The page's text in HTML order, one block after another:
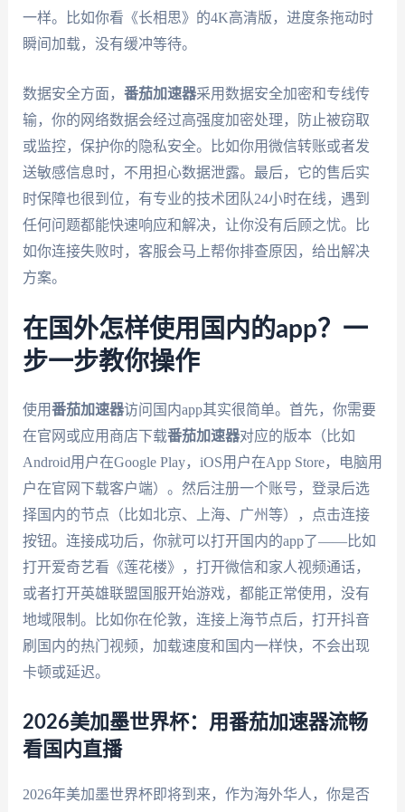
一样。比如你看《长相思》的4K高清版，进度条拖动时
瞬间加载，没有缓冲等待。
数据安全方面， 番茄加速器采用数据安全加密和专线传
输，你的网络数据会经过高强度加密处理，防止被窃取
或监控，保护你的隐私安全。比如你用微信转账或者发
送敏感信息时，不用担心数据泄露。最后，它的售后实
时保障也很到位，有专业的技术团队24小时在线，遇到
任何问题都能快速响应和解决，让你没有后顾之忧。比
如你连接失败时，客服会马上帮你排查原因，给出解决
方案。
在国外怎样使用国内的app？一
步一步教你操作
使用番茄加速器访问国内app其实很简单。首先，你需要
在官网或应用商店下载番茄加速器对应的版本（比如
Android用户在Google Play，iOS用户在App Store，电脑用
户在官网下载客户端）。然后注册一个账号，登录后选
择国内的节点（比如北京、上海、广州等），点击连接
按钮。连接成功后，你就可以打开国内的app了——比如
打开爱奇艺看《莲花楼》，打开微信和家人视频通话，
或者打开英雄联盟国服开始游戏，都能正常使用，没有
地域限制。比如你在伦敦，连接上海节点后，打开抖音
刷国内的热门视频，加载速度和国内一样快，不会出现
卡顿或延迟。
2026美加墨世界杯：用番茄加速器流畅
看国内直播
2026年美加墨世界杯即将到来，作为海外华人，你是否